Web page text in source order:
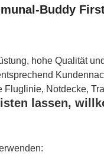
Buddy
hohe Qualität
Fluglinie, Notdecke,
lassen,